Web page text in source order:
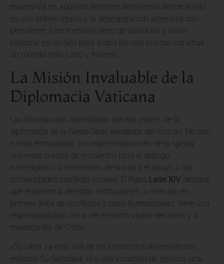
esperanza en aquellos rincones del planeta donde la paz
es una anhelo lejano y la desesperación amenaza con
prevalecer. Este mensaje, lleno de sabiduría y visión
pastoral, es un faro para todos los que buscan construir
un mundo más justo y fraterno.
La Misión Invaluable de la
Diplomacia Vaticana
Las Nunciaturas Apostólicas son los pilares de la
diplomacia de la Santa Sede alrededor del mundo. No son
meras embajadas; son representaciones de la Iglesia
universal, puntos de encuentro para el diálogo
interreligioso, la promoción de la paz y el apoyo a las
comunidades católicas locales. El Papa León XIV destacó
que el personal de estas instituciones, a menudo en
primera línea de conflictos y crisis humanitarias, tiene una
responsabilidad única: ser el rostro visible del amor y la
misericordia de Cristo.
«Su labor va más allá de los protocolos diplomáticos»,
enfatizó Su Santidad. «Es una vocación de servicio, una